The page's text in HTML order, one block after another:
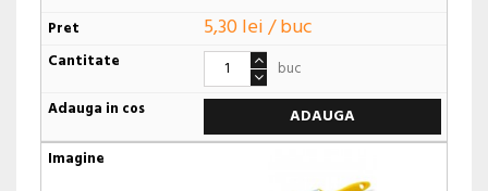
5,30 lei / buc
buc
ADAUGA